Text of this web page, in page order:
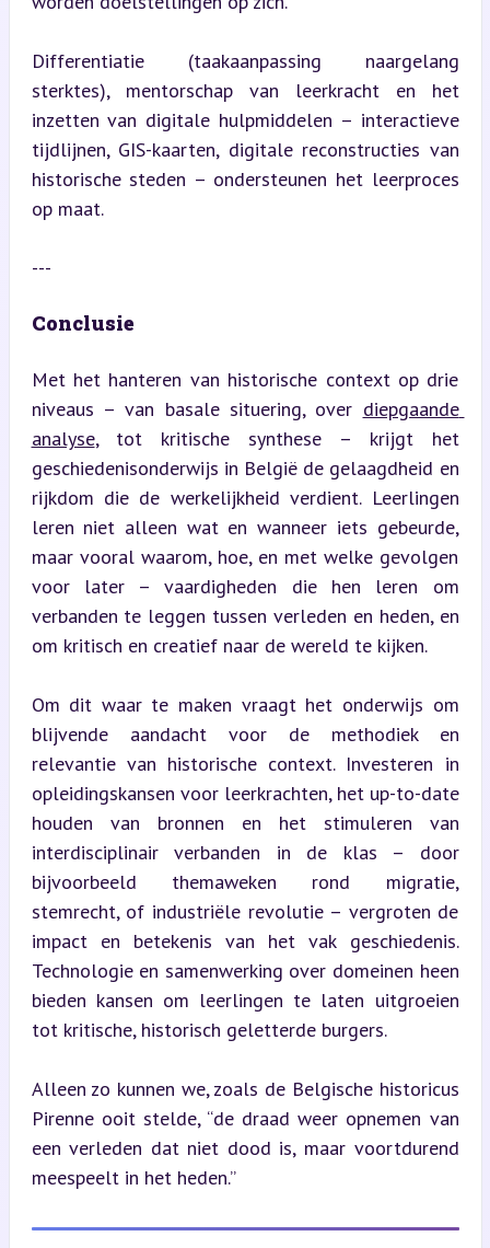
Differentiatie (taakaanpassing naargelang
sterktes), mentorschap van leerkracht en het
inzetten van digitale hulpmiddelen – interactieve
tijdlijnen, GIS-kaarten, digitale reconstructies van
historische steden – ondersteunen het leerproces
op maat.
---
Conclusie
Met het hanteren van historische context op drie
niveaus – van basale situering, over diepgaande
analyse, tot kritische synthese – krijgt het
geschiedenisonderwijs in België de gelaagdheid en
rijkdom die de werkelijkheid verdient. Leerlingen
leren niet alleen wat en wanneer iets gebeurde,
maar vooral waarom, hoe, en met welke gevolgen
voor later – vaardigheden die hen leren om
verbanden te leggen tussen verleden en heden, en
om kritisch en creatief naar de wereld te kijken.
Om dit waar te maken vraagt het onderwijs om
blijvende aandacht voor de methodiek en
relevantie van historische context. Investeren in
opleidingskansen voor leerkrachten, het up-to-date
houden van bronnen en het stimuleren van
interdisciplinair verbanden in de klas – door
bijvoorbeeld themaweken rond migratie,
stemrecht, of industriële revolutie – vergroten de
impact en betekenis van het vak geschiedenis.
Technologie en samenwerking over domeinen heen
bieden kansen om leerlingen te laten uitgroeien
tot kritische, historisch geletterde burgers.
Alleen zo kunnen we, zoals de Belgische historicus
Pirenne ooit stelde, “de draad weer opnemen van
een verleden dat niet dood is, maar voortdurend
meespeelt in het heden.”